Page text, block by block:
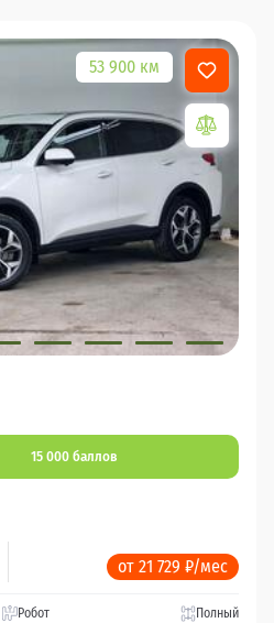
53 900 км
15 000 баллов
от 21 729 ₽/мес
Робот Полный